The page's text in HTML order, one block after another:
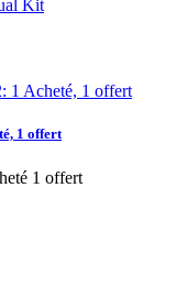
1 offert
1 offert